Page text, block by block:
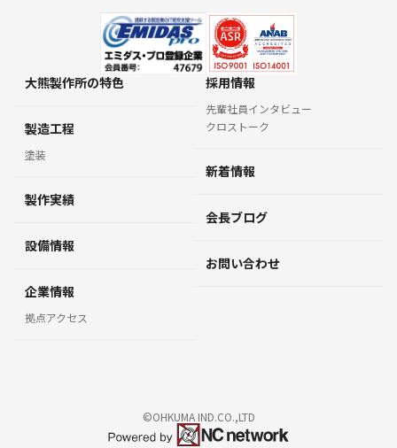
大熊製作所の特色
製造工程
塗装
製作実績
設備情報
企業情報
拠点アクセス
採用情報
先輩社員インタビュー
クロストーク
新着情報
会長ブログ
お問い合わせ
©OHKUMA IND.CO.,LTD